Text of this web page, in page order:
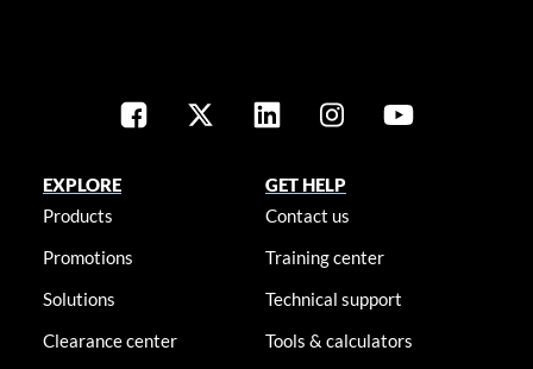
EXPLORE
Products
Promotions
Solutions
Clearance center
GET HELP
Contact us
Training center
Technical support
Tools & calculators